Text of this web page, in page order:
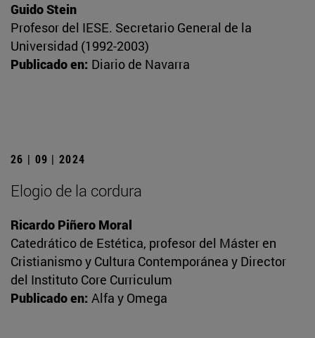
Guido Stein
Profesor del IESE. Secretario General de la
Universidad (1992-2003)
Publicado en: Diario de Navarra
26 | 09 | 2024
Elogio de la cordura
Ricardo Piñero Moral
Catedrático de Estética, profesor del Máster en
Cristianismo y Cultura Contemporánea y Director
del Instituto Core Curriculum
Publicado en: Alfa y Omega